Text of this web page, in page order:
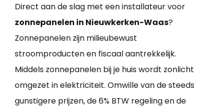
Direct aan de slag met een installateur voor
zonnepanelen in Nieuwkerken-Waas?
Zonnepanelen zijn milieubewust
stroomproducten en fiscaal aantrekkelijk.
Middels zonnepanelen bij je huis wordt zonlicht
omgezet in elektriciteit. Omwille van de steeds
gunstigere prijzen, de 6% BTW regeling en de